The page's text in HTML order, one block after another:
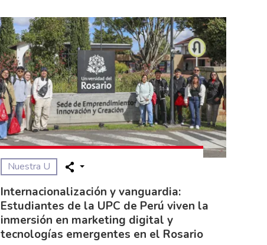
Nuestra U
Internacionalización y vanguardia:
Estudiantes de la UPC de Perú viven la
inmersión en marketing digital y
tecnologías emergentes en el Rosario